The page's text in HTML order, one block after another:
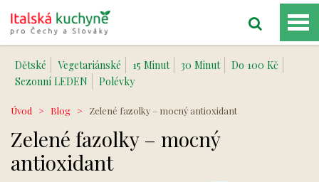
Dětské Vegetariánské 15 Minut 30 Minut
Do 100 Kč
Sezonní LEDEN
Polévky
Úvod > Blog > Zelené fazolky – mocný antioxidant
Zelené fazolky – mocný
antioxidant